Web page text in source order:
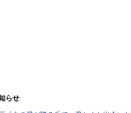
らせ